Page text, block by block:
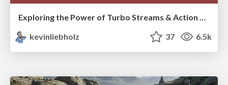
Exploring the Power of Turbo Streams & Action Cable | RailsConf2023
kevinliebholz
37 6.5k